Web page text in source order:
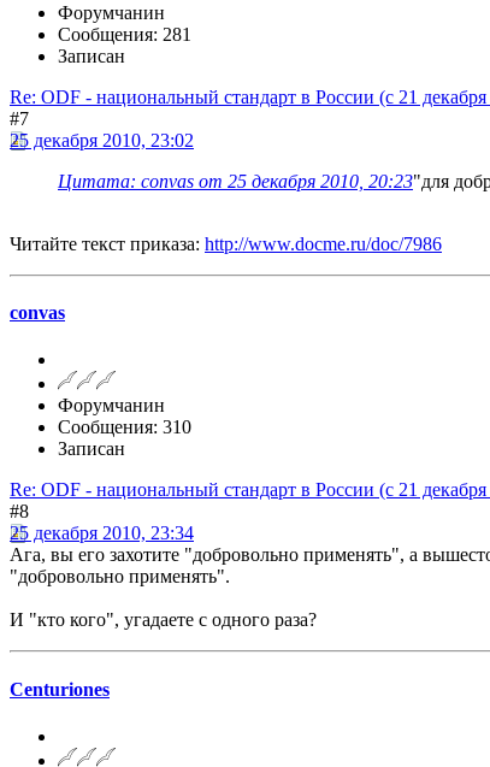
Форумчанин
Сообщения: 281
Записан
Re: ODF - национальный стандарт в России (с 21
#7
25 декабря 2010, 23:02
Цитата: convas от 25 декабря 2010, 20:23"для
Читайте текст приказа: http://www.docme.ru/doc/7986
convas
Форумчанин
Сообщения: 310
Записан
Re: ODF - национальный стандарт в России (с 21
#8
25 декабря 2010, 23:34
Ага, вы его захотите "добровольно применять", а
"добровольно применять".
И "кто кого", угадаете с одного раза?
Centuriones